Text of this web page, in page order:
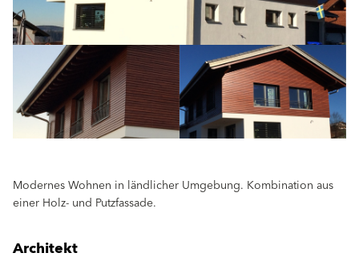
Modernes Wohnen in ländlicher Umgebung. Kombination aus
einer Holz- und Putzfassade.
Architekt